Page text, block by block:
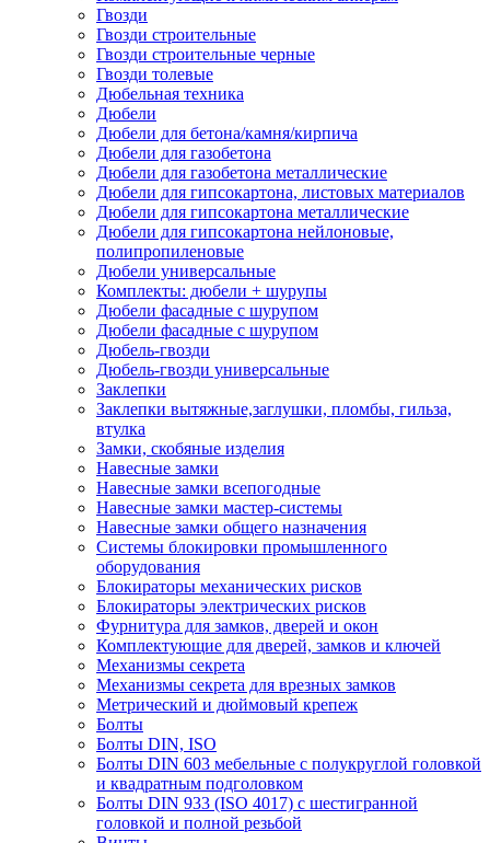
Гвозди
Гвозди строительные
Гвозди строительные черные
Гвозди толевые
Дюбельная техника
Дюбели
Дюбели для бетона/камня/кирпича
Дюбели для газобетона
Дюбели для газобетона металлические
Дюбели для гипсокартона, листовых материалов
Дюбели для гипсокартона металлические
Дюбели для гипсокартона нейлоновые,
полипропиленовые
Дюбели универсальные
Комплекты: дюбели + шурупы
Дюбели фасадные с шурупом
Дюбели фасадные с шурупом
Дюбель-гвозди
Дюбель-гвозди универсальные
Заклепки
Заклепки вытяжные,заглушки, пломбы, гильза,
втулка
Замки, скобяные изделия
Навесные замки
Навесные замки всепогодные
Навесные замки мастер-системы
Навесные замки общего назначения
Системы блокировки промышленного
оборудования
Блокираторы механических рисков
Блокираторы электрических рисков
Фурнитура для замков, дверей и окон
Комплектующие для дверей, замков и ключей
Механизмы секрета
Механизмы секрета для врезных замков
Метрический и дюймовый крепеж
Болты
Болты DIN, ISO
Болты DIN 603 мебельные с полукруглой головкой
и квадратным подголовком
Болты DIN 933 (ISO 4017) с шестигранной
головкой и полной резьбой